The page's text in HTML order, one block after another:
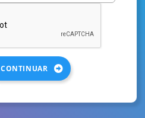
CONTINUAR